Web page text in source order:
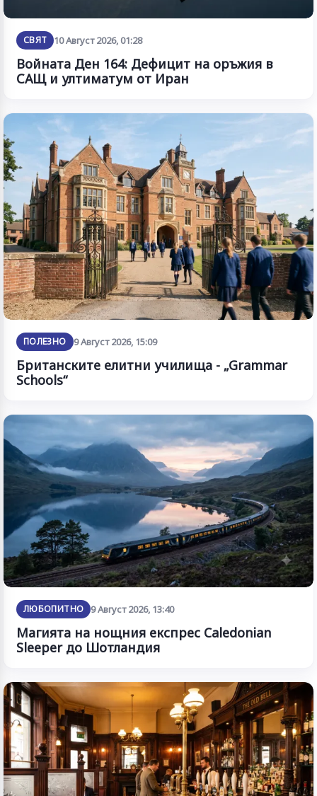
СВЯТ 10 Август 2026, 01:28
Войната Ден 164: Дефицит на оръжия в
САЩ и ултиматум от Иран
ПОЛЕЗНО 9 Август 2026, 15:09
Британските елитни училища - „Grammar
Schools“
ЛЮБОПИТНО 9 Август 2026, 13:40
Магията на нощния експрес Caledonian
Sleeper до Шотландия